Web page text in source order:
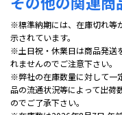
※標準納期には、在庫切れ等
示されています。
※土日祝・休業日は商品発送
れませんのでご注意下さい。
※弊社の在庫数量に対して一
品の流通状況等によって出荷
のでご了承下さい。